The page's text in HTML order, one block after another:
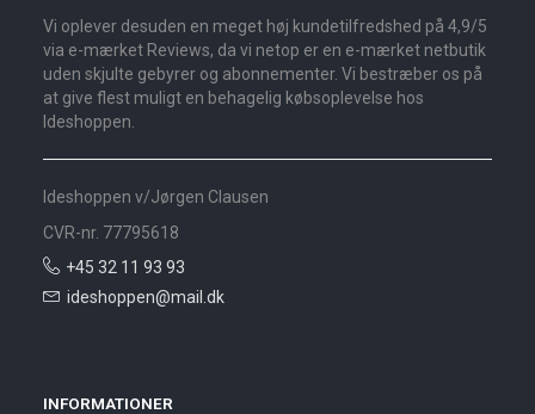
Vi oplever desuden en meget høj kundetilfredshed på 4,9/5
via e-mærket Reviews, da vi netop er en e-mærket netbutik
uden skjulte gebyrer og abonnementer. Vi bestræber os på
at give flest muligt en behagelig købsoplevelse hos
Ideshoppen.
Ideshoppen v/Jørgen Clausen
CVR-nr. 77795618
+45 32 11 93 93
ideshoppen@mail.dk
INFORMATIONER